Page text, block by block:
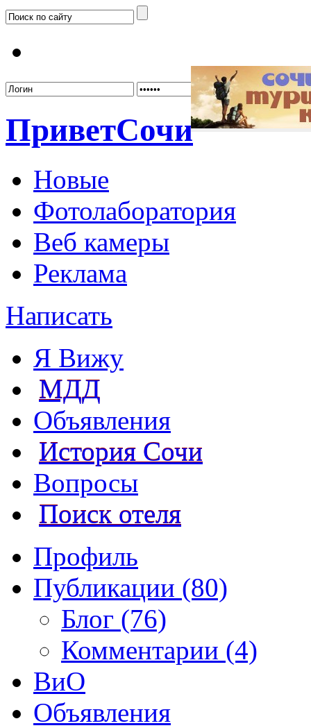
ПриветСочи
Новые
Фотолаборатория
Веб камеры
Реклама
Написать
Я Вижу
МДД
Объявления
История Сочи
Вопросы
Поиск отеля
Профиль
Публикации (80)
Блог (76)
Комментарии (4)
ВиО
Объявления